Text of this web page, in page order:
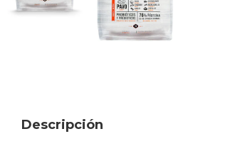
Descripción